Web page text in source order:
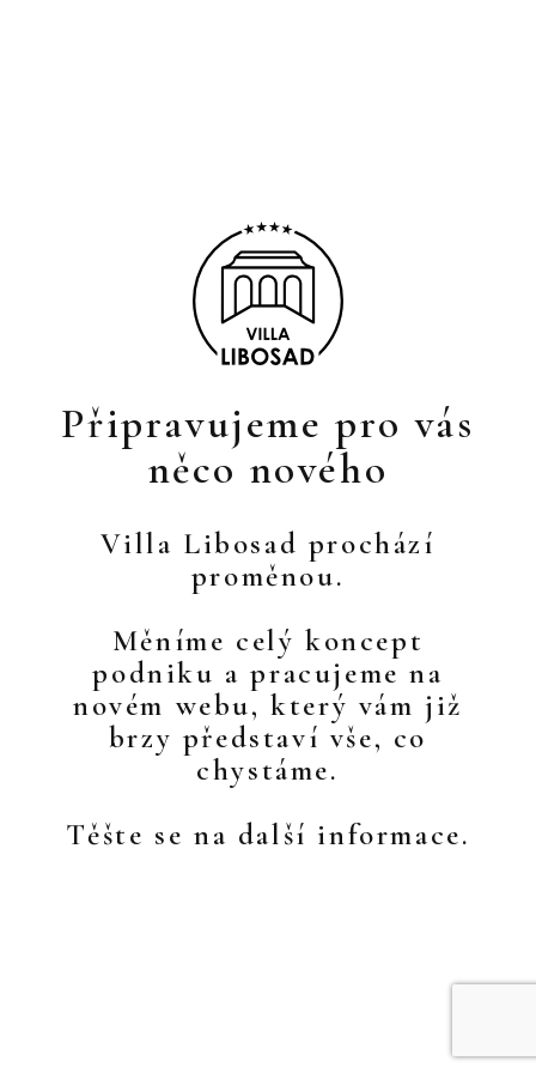
Připravujeme pro vás
něco nového
Villa Libosad prochází
proměnou.
Měníme celý koncept
podniku a pracujeme na
novém webu, který vám již
brzy představí vše, co
chystáme.
Těšte se na další informace.